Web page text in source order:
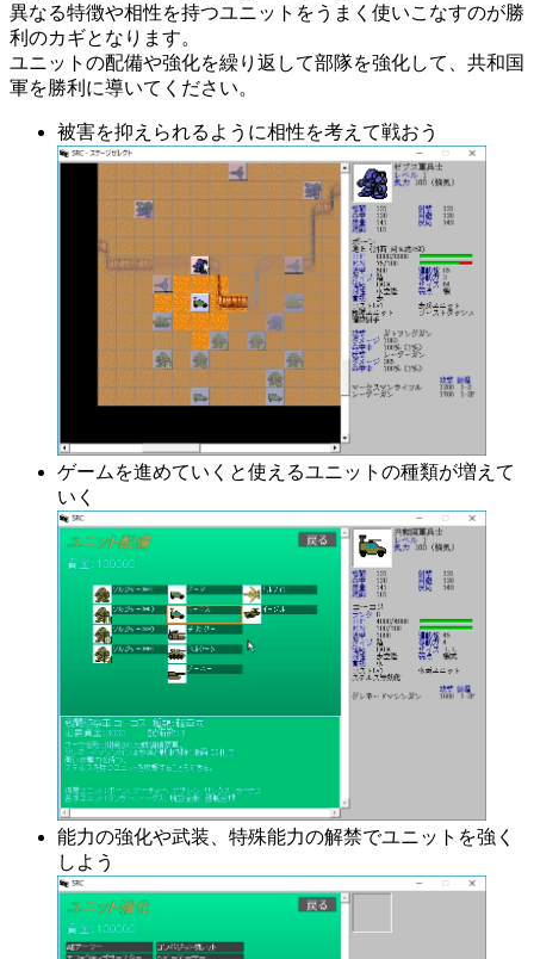
異なる特徴や相性を持つユニットをうまく使いこなすのが勝
利のカギとなります。
ユニットの配備や強化を繰り返して部隊を強化して、共和国
軍を勝利に導いてください。
被害を抑えられるように相性を考えて戦おう
ゲームを進めていくと使えるユニットの種類が増えて
いく
能力の強化や武装、特殊能力の解禁でユニットを強く
しよう